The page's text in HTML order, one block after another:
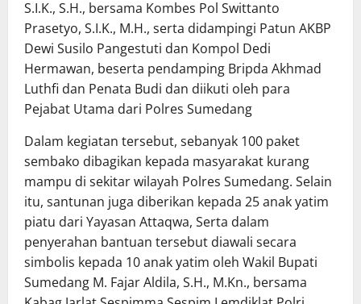
S.I.K., S.H., bersama Kombes Pol Swittanto
Prasetyo, S.I.K., M.H., serta didampingi Patun AKBP
Dewi Susilo Pangestuti dan Kompol Dedi
Hermawan, beserta pendamping Bripda Akhmad
Luthfi dan Penata Budi dan diikuti oleh para
Pejabat Utama dari Polres Sumedang
Dalam kegiatan tersebut, sebanyak 100 paket
sembako dibagikan kepada masyarakat kurang
mampu di sekitar wilayah Polres Sumedang. Selain
itu, santunan juga diberikan kepada 25 anak yatim
piatu dari Yayasan Attaqwa, Serta dalam
penyerahan bantuan tersebut diawali secara
simbolis kepada 10 anak yatim oleh Wakil Bupati
Sumedang M. Fajar Aldila, S.H., M.Kn., bersama